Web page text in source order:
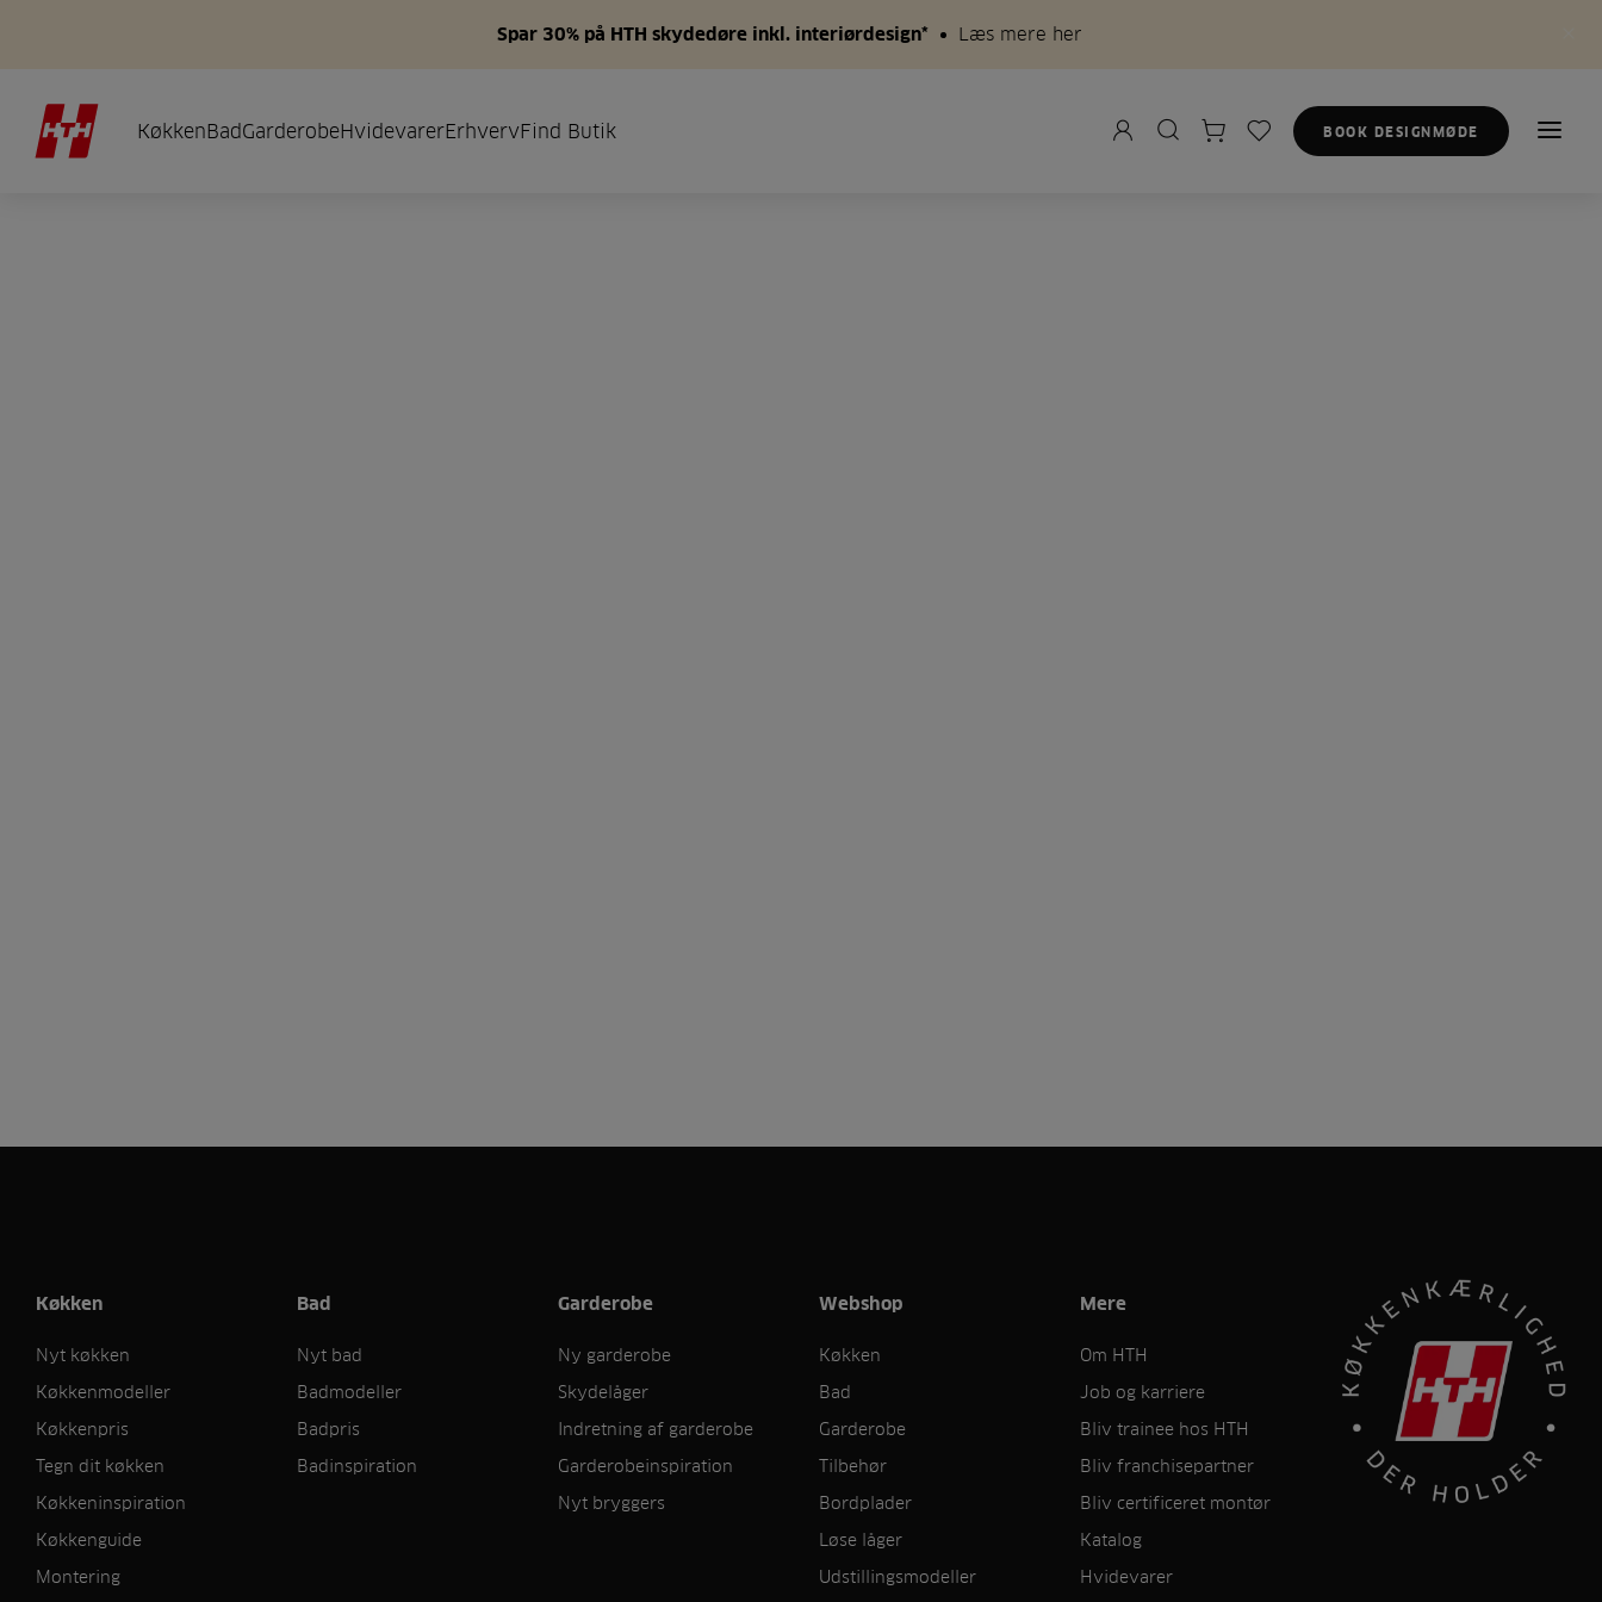
Spar 30% på HTH skydedøre inkl. interiørdesign* Læs mere her
KøkkenBadGarderobeHvidevarerErhvervFind Butik BOOK DESIGNMØDE
Køkken
Nyt køkken
Køkkenmodeller
Køkkenpris
Tegn dit køkken
Køkkeninspiration
Køkkenguide
Montering
Bad
Nyt bad
Badmodeller
Badpris
Badinspiration
Garderobe
Ny garderobe
Skydelåger
Indretning af garderobe
Garderobeinspiration
Nyt bryggers
Webshop
Køkken
Bad
Garderobe
Tilbehør
Bordplader
Løse låger
Udstillingsmodeller
Mere
Om HTH
Job og karriere
Bliv trainee hos HTH
Bliv franchisepartner
Bliv certificeret montør
Katalog
Hvidevarer